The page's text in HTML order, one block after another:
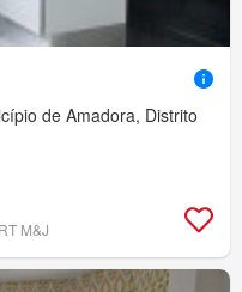
de Amadora, Distrito
M&J